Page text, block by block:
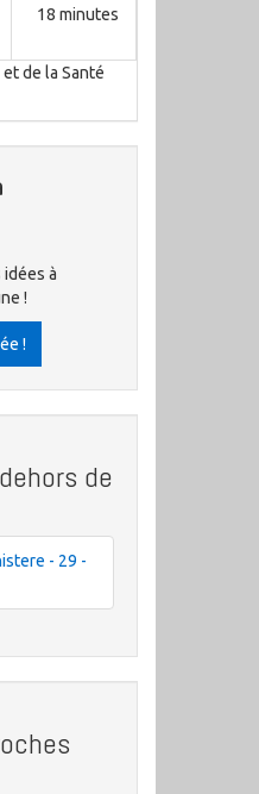
18 minutes
de la Santé
à
!
!
de
- 29 -